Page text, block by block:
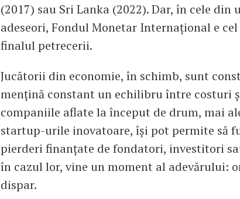
(2017) sau Sri Lanka (2022). Dar, în cele din
adeseori, Fondul Monetar Internațional e
finalul petrecerii.
Jucătorii din economie, în schimb, sunt
mențină constant un echilibru între costuri
companiile aflate la început de drum, mai
startup-urile inovatoare, își pot permite să
pierderi finanțate de fondatori, investitori
în cazul lor, vine un moment al adevărului:
dispar.